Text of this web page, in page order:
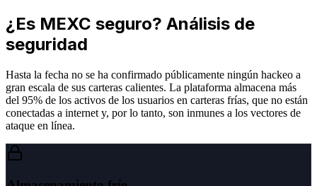
¿Es MEXC seguro? Análisis de
seguridad
Hasta la fecha no se ha confirmado públicamente ningún hackeo a
gran escala de sus carteras calientes. La plataforma almacena más
del 95% de los activos de los usuarios en carteras frías, que no están
conectadas a internet y, por lo tanto, son inmunes a los vectores de
ataque en línea.